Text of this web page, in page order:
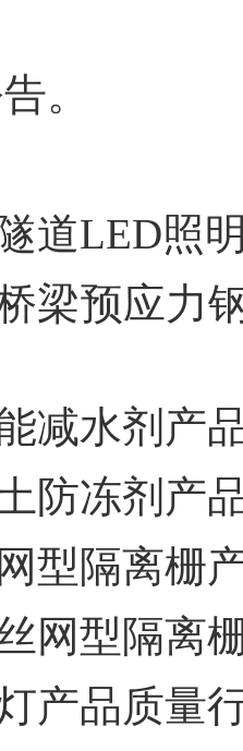
。
道LED照
梁预应力
减水剂产
防冻剂产
型隔离栅
网型隔离
产品质量